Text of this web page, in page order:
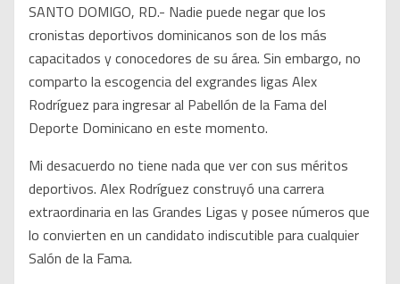
SANTO DOMIGO, RD.- Nadie puede negar que los
cronistas deportivos dominicanos son de los más
capacitados y conocedores de su área. Sin embargo, no
comparto la escogencia del exgrandes ligas Alex
Rodríguez para ingresar al Pabellón de la Fama del
Deporte Dominicano en este momento.
Mi desacuerdo no tiene nada que ver con sus méritos
deportivos. Alex Rodríguez construyó una carrera
extraordinaria en las Grandes Ligas y posee números que
lo convierten en un candidato indiscutible para cualquier
Salón de la Fama.